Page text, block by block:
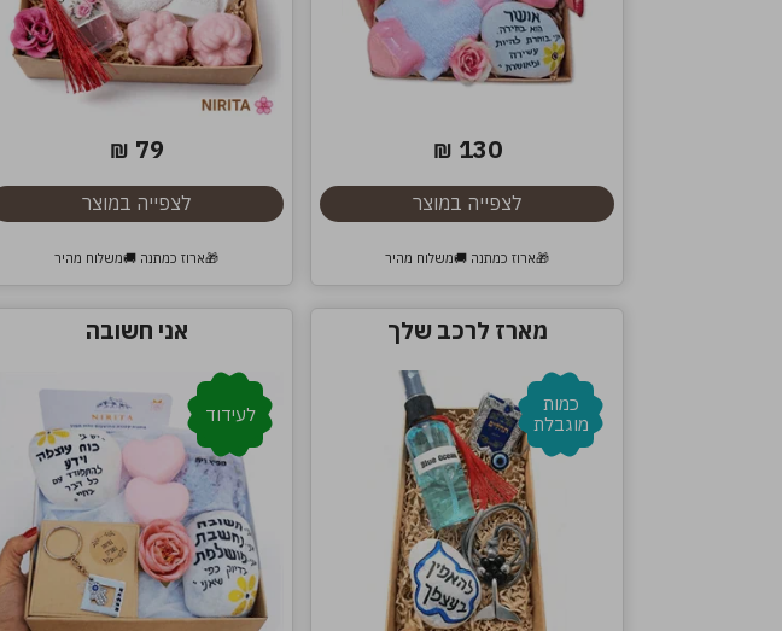
130
₪
לצפייה במוצר
🎁ארוז כמתנה 🚚משלוח מהיר
79
₪
לצפייה במוצר
🎁ארוז כמתנה 🚚משלוח מהיר
מארז לרכב שלך
כמות
מוגבלת
אני חשובה
לעידוד